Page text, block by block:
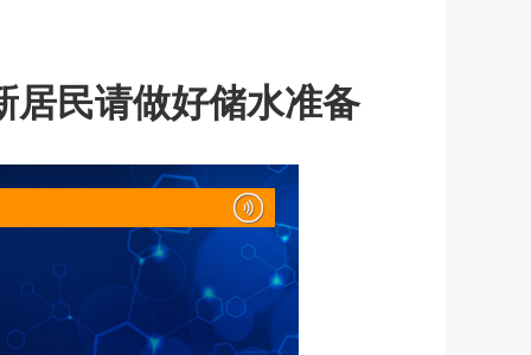
居民请做好储水准备